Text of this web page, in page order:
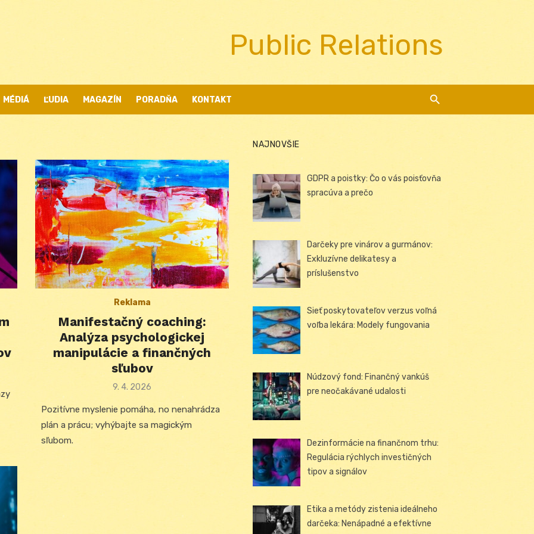
Public Relations
MÉDIÁ ĽUDIA MAGAZÍN PORADŇA KONTAKT
Reklama
Manifestačný coaching:
Analýza psychologickej
manipulácie a finančných
sľubov
Posted
9. 4. 2026
Pozitívne myslenie pomáha, no nenahrádza
plán a prácu; vyhýbajte sa magickým
sľubom.
NAJNOVŠIE
GDPR a poistky: Čo o vás poisťovňa
spracúva a prečo
Darčeky pre vinárov a gurmánov:
Exkluzívne delikatesy a
príslušenstvo
Sieť poskytovateľov verzus voľná
voľba lekára: Modely fungovania
Núdzový fond: Finančný vankúš
pre neočakávané udalosti
Dezinformácie na finančnom trhu:
Regulácia rýchlych investičných
tipov a signálov
Etika a metódy zistenia ideálneho
darčeka: Nenápadné a efektívne